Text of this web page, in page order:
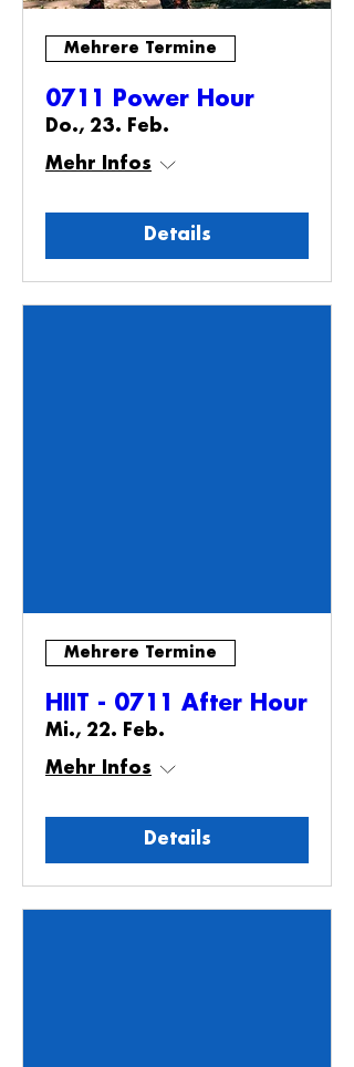
Mehrere Termine
0711 Power Hour
Do., 23. Feb.
Mehr Infos
Details
Mehrere Termine
HIIT - 0711 After Hour
Mi., 22. Feb.
Mehr Infos
Details